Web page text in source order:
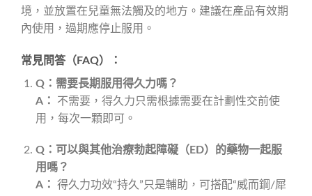
境，並放置在兒童無法觸及的地方。建議在產品有效期
內使用，過期應停止服用。
常見問答（FAQ）：
Q：需要長期服用得久力嗎？
A：
不需要，得久力只需根據需要在計劃性交前使
用，每次一顆即可。
Q：可以與其他治療勃起障礙（ED）的藥物一起服
用嗎？
A：
得久力功效“持久”只是輔助，可搭配“威而鋼/犀